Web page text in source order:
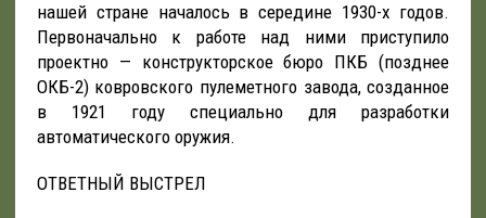
нашей стране началось в середине 1930-х годов.
Первоначально к работе над ними приступило
проектно — конструкторское бюро ПКБ (позднее
ОКБ-2) ковровского пулеметного завода, созданное
в 1921 году специально для разработки
автоматического оружия.
ОТВЕТНЫЙ ВЫСТРЕЛ